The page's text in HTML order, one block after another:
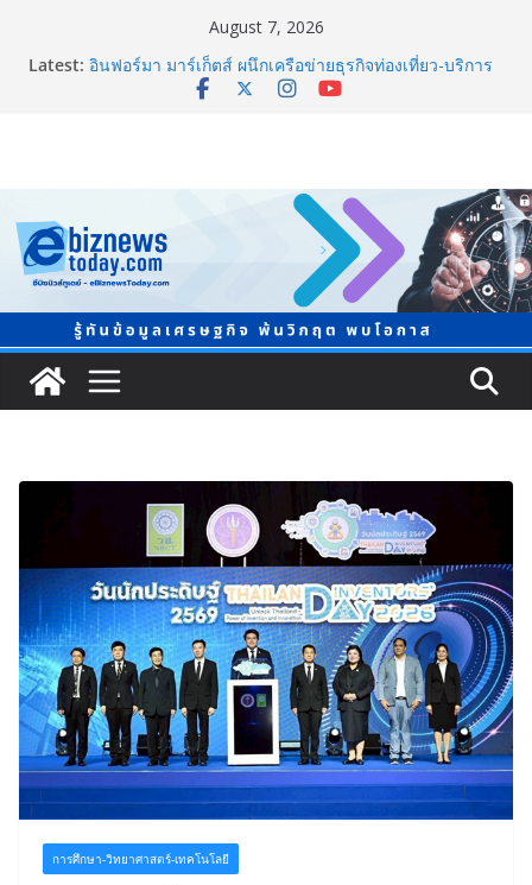
August 7, 2026
Latest:
Thailand LAB INTERNATIONAL 2026 ผนึก
Bio+HealthTech INTERNATIONAL และ FutureCHEM
INTERNATIONAL เปิดเวที AI ขับเคลื่อนนวัตกรรม
สร้างโอกาสธุรกิจครบวงจร
TCMA จับมือแคนาดา ดันเทคโนโลยีดักจับคาร์บอนเครื่อง
แรกในไทย ปูทางอุตสาหกรรมปูนซีเมนต์สู่ Net Zero 2050
8.8 “ซูเลียน” รวมพลังนักธุรกิจทั่วประเทศ จัดประชุมใหญ่
แห่งปี พบ CEO “ดร.ปิยะวัฒน์” ถ่ายทอดวิสัยทัศน์ธุรกิจ
พร้อมฟรีคอนเสิร์ต “โชค รถแห่” ยกวง
สตาร์ทวันนี้ Franchise Expo Thailand & TESE 2026 พบ
ทัพธุรกิจ&แฟรนไชส์ ซัพพลายเออร์สินค้า ลดใหญ่กว่า
250 บูธ คาดเงินสะพัด 220 ลบ.
การศึกษา-วิทยาศาสตร์-เทคโนโลยี